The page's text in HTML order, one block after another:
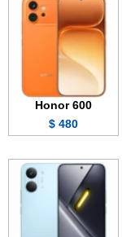
Honor 600
480 $